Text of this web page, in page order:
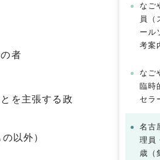
者
を主張する政
以外）
なご
員（
ール
考案
なご
臨時
セラ
名古
理員
歳（